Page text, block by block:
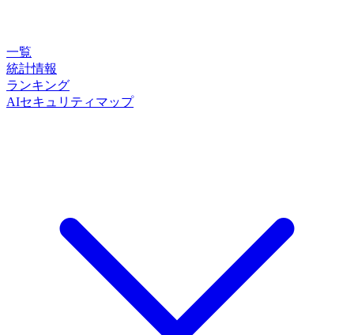
一覧
統計情報
ランキング
AIセキュリティマップ